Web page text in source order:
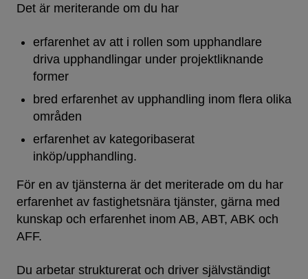
Det är meriterande om du har
erfarenhet av att i rollen som upphandlare
driva upphandlingar under projektliknande
former
bred erfarenhet av upphandling inom flera olika
områden
erfarenhet av kategoribaserat
inköp/upphandling.
För en av tjänsterna är det meriterade om du har
erfarenhet av fastighetsnära tjänster, gärna med
kunskap och erfarenhet inom AB, ABT, ABK och
AFF.
Du arbetar strukturerat och driver självständigt